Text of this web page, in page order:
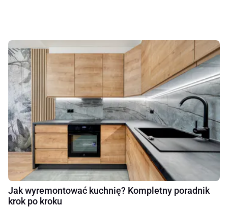
Jak wyremontować kuchnię? Kompletny poradnik
krok po kroku